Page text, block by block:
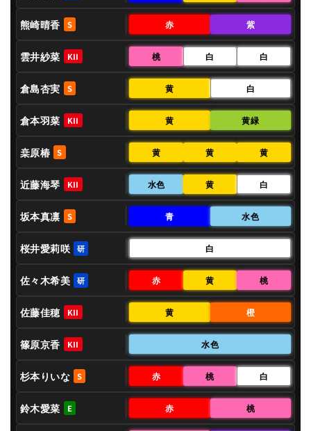
熊崎晴香 S 赤 紫
雲井紗菜 KII 桃 白 白
倉島杏実 S 黄 白
倉本羽菜 KII 黄 黄緑
桒原椿 S 黄 黄 黄
近藤海琴 KII 水色 黄 白
坂本真凛 S 青 水色
桜井愛莉咲 研 白
佐々木希美 研 赤 黄 桃
佐藤佳穂 KII 黄 橙
篠原京香 KII 水色
杉本りいな S 赤 桃 白
鈴木愛菜 E 赤 桃